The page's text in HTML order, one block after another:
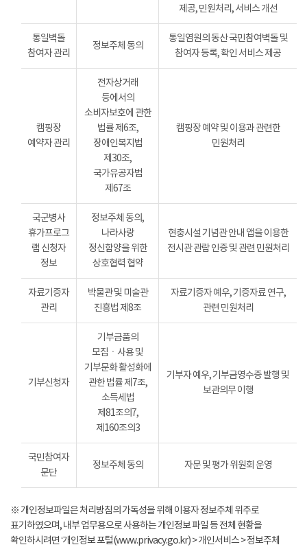
제공, 민원처리, 서비스 개선
통일벽돌
참여자 관리
정보주체 동의
통일염원의 동산 국민참여벽돌 및
참여자 등록, 확인 서비스 제공
캠핑장
예약자 관리
전자상거래
등에서의
소비자보호에 관한
법률 제6조,
장애인복지법
제30조,
국가유공자법
제67조
캠핑장 예약 및 이용과 관련한
민원처리
국군병사
휴가프로그
램 신청자
정보
정보주체 동의,
나라사랑
정신함양을 위한
상호협력 협약
현충시설 기념관 안내 앱을 이용한
전시관 관람 인증 및 관련 민원처리
자료기증자
관리
박물관 및 미술관
진흥법 제8조
자료기증자 예우, 기증자료 연구,
관련 민원처리
기부신청자
기부금품의
모집ㆍ사용 및
기부문화 활성화에
관한 법률 제7조,
소득세법
제81조의7,
제160조의3
기부자 예우, 기부금영수증 발행 및
보관의무 이행
국민참여자
문단
정보주체 동의 자문 및 평가 위원회 운영
※ 개인정보파일은 처리방침의 가독성을 위해 이용자 정보주체 위주로
표기하였으며, 내부 업무용으로 사용하는 개인정보 파일 등 전체 현황을
확인하시려면 ‘개인정보 포털(www.privacy.go.kr) > 개인서비스 > 정보주체